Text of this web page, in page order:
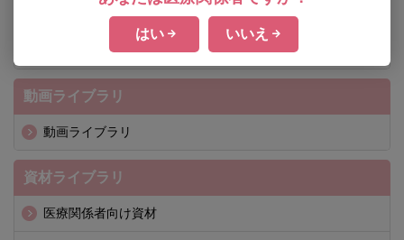
市販直後調査
一般使用成績調査
動画ライブラリ
動画ライブラリ
資材ライブラリ
医療関係者向け資材
はい いいえ